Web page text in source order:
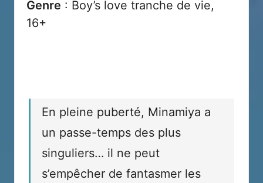
Genre : Boy’s love tranche de vie,
16+
En pleine puberté, Minamiya a
un passe-temps des plus
singuliers… il ne peut
s’empêcher de fantasmer les